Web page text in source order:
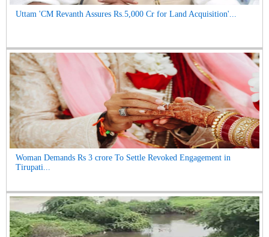
Uttam 'CM Revanth Assures Rs.5,000 Cr for Land Acquisition'...
Woman Demands Rs 3 crore To Settle Revoked Engagement in
Tirupati...